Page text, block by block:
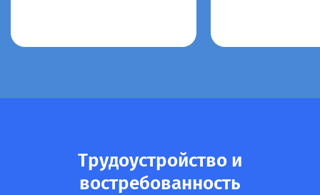
Трудоустройство и
востребованность